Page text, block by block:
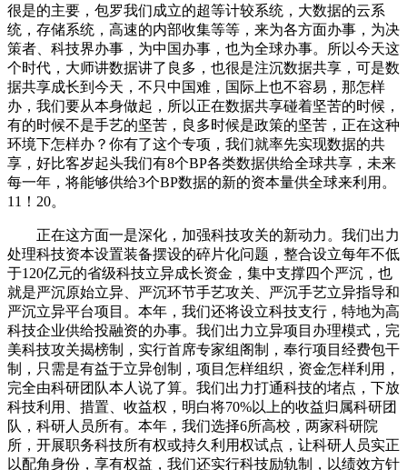
很是的主要，包罗我们成立的超等计较系统，大数据的云系
统，存储系统，高速的内部收集等等，来为各方面办事，为决
策者、科技界办事，为中国办事，也为全球办事。所以今天这
个时代，大师讲数据讲了良多，也很是注沉数据共享，可是数
据共享成长到今天，不只中国难，国际上也不容易，那怎样
办，我们要从本身做起，所以正在数据共享碰着坚苦的时候，
有的时候不是手艺的坚苦，良多时候是政策的坚苦，正在这种
环境下怎样办？你有了这个专项，我们就率先实现数据的共
享，好比客岁起头我们有8个BP各类数据供给全球共享，未来
每一年，将能够供给3个BP数据的新的资本量供全球来利用。
11！20。
正在这方面一是深化，加强科技攻关的新动力。我们出力
处理科技资本设置装备摆设的碎片化问题，整合设立每年不低
于120亿元的省级科技立异成长资金，集中支撑四个严沉，也
就是严沉原始立异、严沉环节手艺攻关、严沉手艺立异指导和
严沉立异平台项目。本年，我们还将设立科技支行，特地为高
科技企业供给投融资的办事。我们出力立异项目办理模式，完
美科技攻关揭榜制，实行首席专家组阁制，奉行项目经费包干
制，只需是有益于立异创制，项目怎样组织，资金怎样利用，
完全由科研团队本人说了算。我们出力打通科技的堵点，下放
科技利用、措置、收益权，明白将70%以上的收益归属科研团
队，科研人员所有。本年，我们选择6所高校，两家科研院
所，开展职务科技所有权或持久利用权试点，让科研人员实正
以配角身份，享有权益，我们还实行科技励轨制，以绩效方针